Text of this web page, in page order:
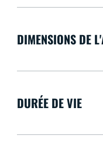
DIMENSIONS DE
DURÉE DE VIE